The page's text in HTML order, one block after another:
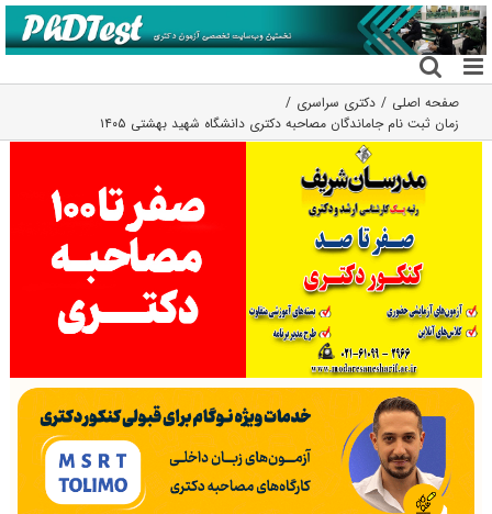
رفتن
به
محتوا
صفحه اصلی
دکتری سراسری
زمان ثبت نام جاماندگان مصاحبه دکتری دانشگاه شهید بهشتی ۱۴۰۵